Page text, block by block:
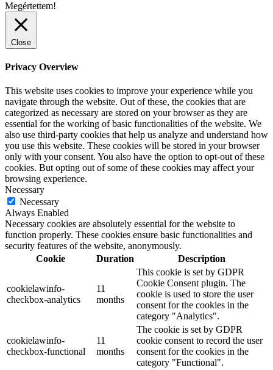
Megértettem!
Close
Privacy Overview
This website uses cookies to improve your experience while you
navigate through the website. Out of these, the cookies that are
categorized as necessary are stored on your browser as they are
essential for the working of basic functionalities of the website. We
also use third-party cookies that help us analyze and understand how
you use this website. These cookies will be stored in your browser
only with your consent. You also have the option to opt-out of these
cookies. But opting out of some of these cookies may affect your
browsing experience.
Necessary
Necessary
Always Enabled
Necessary cookies are absolutely essential for the website to
function properly. These cookies ensure basic functionalities and
security features of the website, anonymously.
Cookie
Duration Description
cookielawinfo-
checkbox-analytics
11
months
This cookie is set by GDPR
Cookie Consent plugin. The
cookie is used to store the user
consent for the cookies in the
category "Analytics".
cookielawinfo-
checkbox-functional
11
months
The cookie is set by GDPR
cookie consent to record the user
consent for the cookies in the
category "Functional".